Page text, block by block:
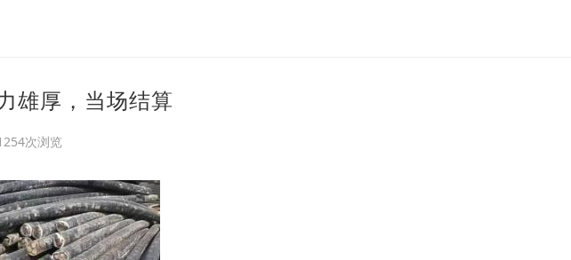
雄厚，当场结算
次浏览